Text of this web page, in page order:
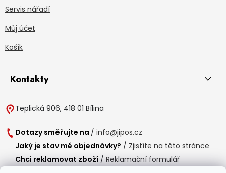
Servis nářadí
Můj účet
Košík
Kontakty
Teplická 906, 418 01 Bílina
Dotazy směřujte na / info@jipos.cz
Jaký je stav mé objednávky? / Zjistíte na této stránce
Chci reklamovat zboží / Reklamační formulář